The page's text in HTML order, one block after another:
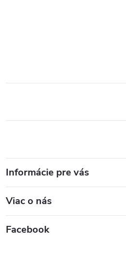
Informácie pre vás
Viac o nás
Facebook